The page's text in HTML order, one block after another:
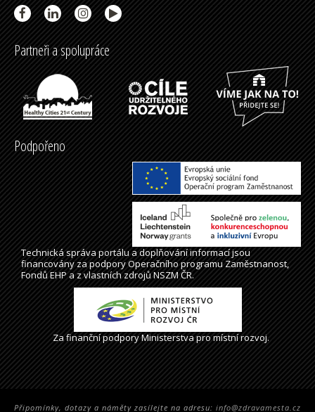
Partneři a spolupráce
Podpořeno
Technická správaportálua doplňování informací jsou
financovány za podpory Operačního programu Zaměstnanost,
Fondů EHP a z vlastních zdrojů NSZM ČR.
Za finanční podpory Ministerstva pro místní rozvoj.
Připomínky, dotazy a náměty zasílejte na adresu: info@zdravamesta.cz